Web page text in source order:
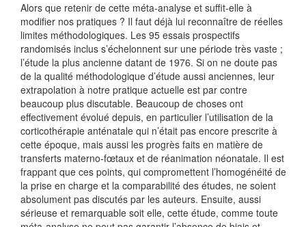
Alors que retenir de cette méta-analyse et suffit-elle à
modifier nos pratiques ? Il faut déjà lui reconnaître de réelles
limites méthodologiques. Les 95 essais prospectifs
randomisés inclus s’échelonnent sur une période très vaste ;
l’étude la plus ancienne datant de 1976. Si on ne doute pas
de la qualité méthodologique d’étude aussi anciennes, leur
extrapolation à notre pratique actuelle est par contre
beaucoup plus discutable. Beaucoup de choses ont
effectivement évolué depuis, en particulier l’utilisation de la
corticothérapie anténatale qui n’était pas encore prescrite à
cette époque, mais aussi les progrès faits en matière de
transferts materno-fœtaux et de réanimation néonatale. Il est
frappant que ces points, qui compromettent l’homogénéité de
la prise en charge et la comparabilité des études, ne soient
absolument pas discutés par les auteurs. Ensuite, aussi
sérieuse et remarquable soit elle, cette étude, comme toute